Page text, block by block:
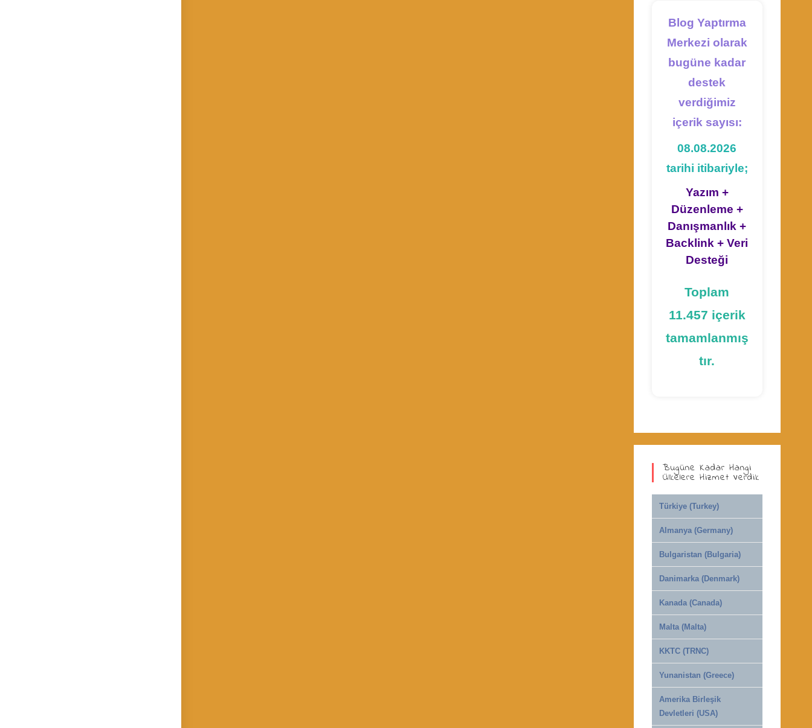
Blog Yaptırma
Merkezi olarak
bugüne kadar
destek
verdiğimiz
içerik sayısı:
08.08.2026
tarihi itibariyle;
Yazım +
Düzenleme +
Danışmanlık +
Backlink + Veri
Desteği
Toplam
11.457 içerik
tamamlanmış
tır.
Bugüne Kadar Hangi
Ülkelere Hizmet Verdik
Türkiye (Turkey)
Almanya (Germany)
Bulgaristan (Bulgaria)
Danimarka (Denmark)
Kanada (Canada)
Malta (Malta)
KKTC (TRNC)
Yunanistan (Greece)
Amerika Birleşik
Devletleri (USA)